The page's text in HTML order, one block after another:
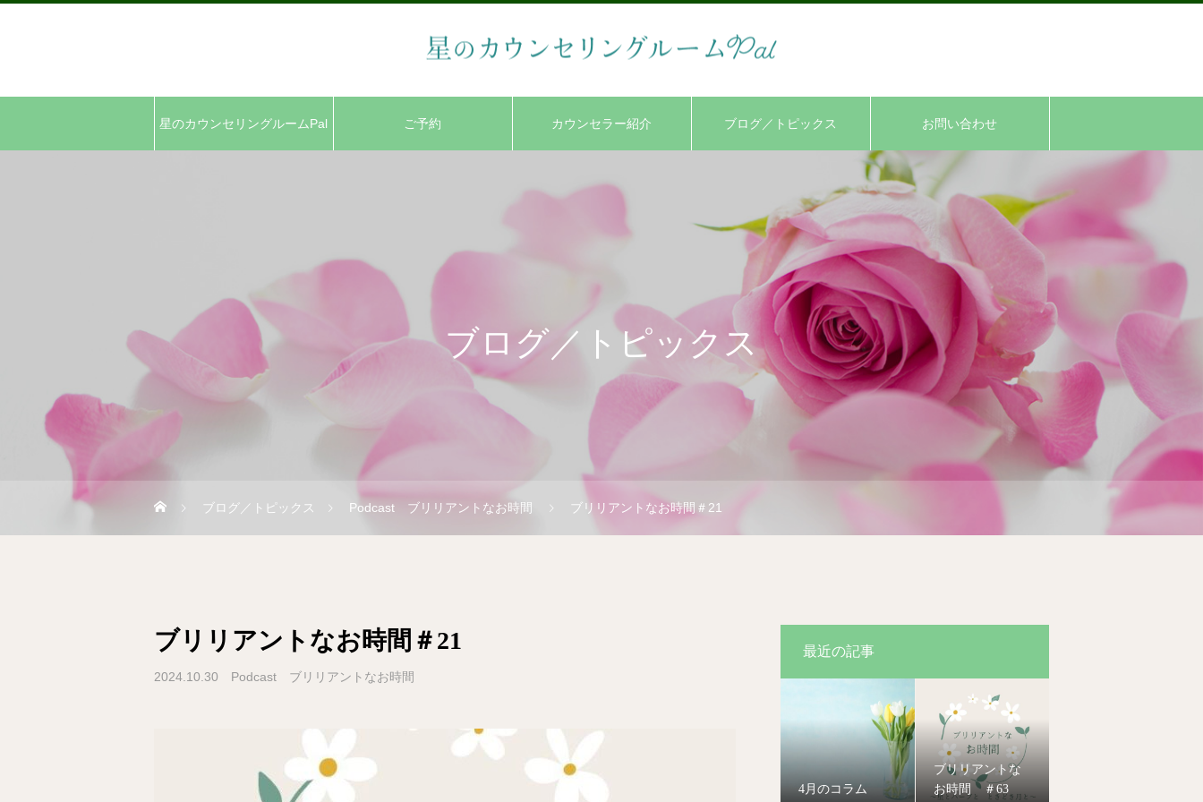
星のカウンセリングルームPal ご予約 カウンセラー紹介 ブログ／トピックス お問い合わせ
ブログ／トピックス
ブログ／トピックス Podcast ブリリアントなお時間 ブリリアントなお時間＃21
ブリリアントなお時間＃21
2024.10.30 Podcast ブリリアントなお時間
最近の記事
4月のコラム
ブリリアントな
お時間 ＃63